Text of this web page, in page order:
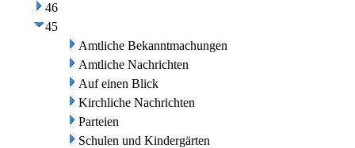
46
45
Amtliche Bekanntmachungen
Amtliche Nachrichten
Auf einen Blick
Kirchliche Nachrichten
Parteien
Schulen und Kindergärten